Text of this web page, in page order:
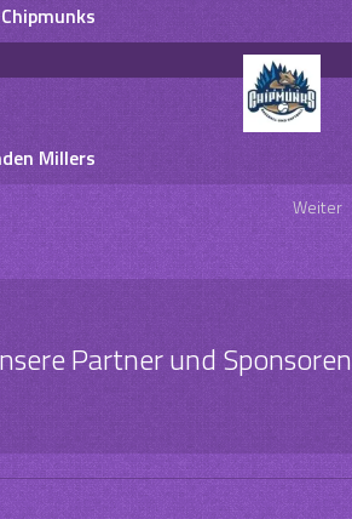
Millers
Weiter
Partner und Sponsoren